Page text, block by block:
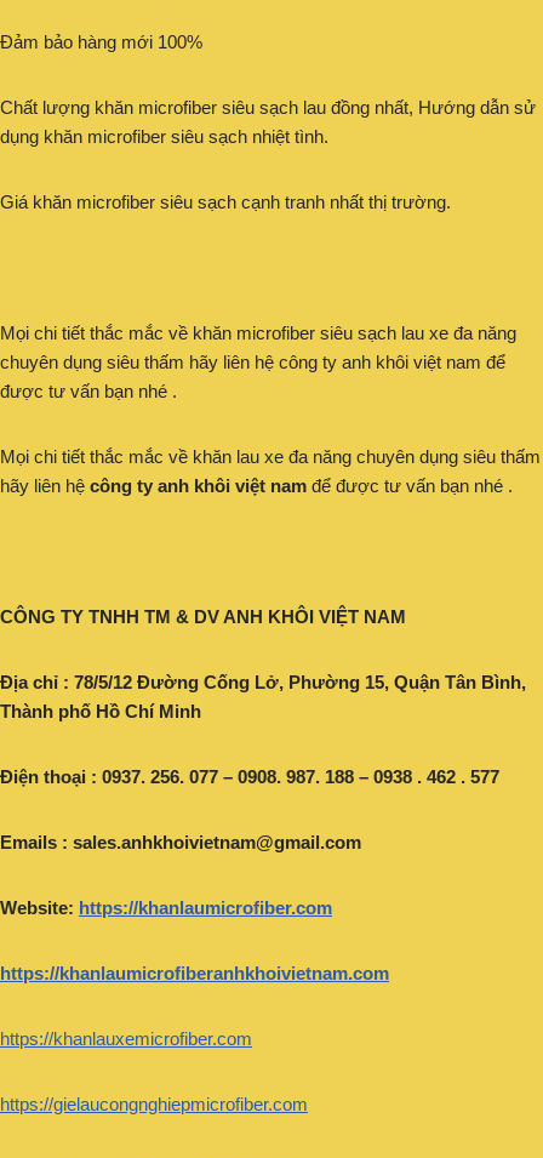
Đảm bảo hàng mới 100%
Chất lượng khăn microfiber siêu sạch lau đồng nhất, Hướng dẫn sử
dụng khăn microfiber siêu sạch nhiệt tình.
Giá khăn microfiber siêu sạch cạnh tranh nhất thị trường.
Mọi chi tiết thắc mắc về khăn microfiber siêu sạch lau xe đa năng
chuyên dụng siêu thấm hãy liên hệ công ty anh khôi việt nam để
được tư vấn bạn nhé .
Mọi chi tiết thắc mắc về khăn lau xe đa năng chuyên dụng siêu thấm
hãy liên hệ công ty anh khôi việt nam để được tư vấn bạn nhé .
CÔNG TY TNHH TM & DV ANH KHÔI VIỆT NAM
Địa chỉ : 78/5/12 Đường Cống Lở, Phường 15, Quận Tân Bình,
Thành phố Hồ Chí Minh
Điện thoại : 0937. 256. 077 – 0908. 987. 188 – 0938 . 462 . 577
Emails : sales.anhkhoivietnam@gmail.com
Website: https://khanlaumicrofiber.com
https://khanlaumicrofiberanhkhoivietnam.com
https://khanlauxemicrofiber.com
https://gielaucongnghiepmicrofiber.com